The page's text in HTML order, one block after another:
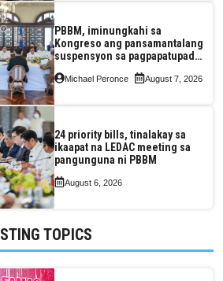
PBBM, iminungkahi sa
Kongreso ang pansamantalang
suspensyon sa pagpapatupad
Assessment Reform Act
Michael Peronce August 7, 2026
24 priority bills, tinalakay sa
ikaapat na LEDAC meeting sa
pangunguna ni PBBM
August 6, 2026
TOPICS